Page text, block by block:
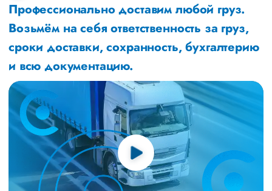
Профессионально доставим любой груз.
Возьмём на себя ответственность за груз,
сроки доставки, сохранность, бухгалтерию
и всю документацию.